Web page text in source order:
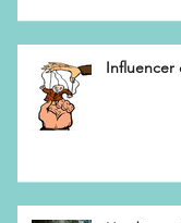
Influencer